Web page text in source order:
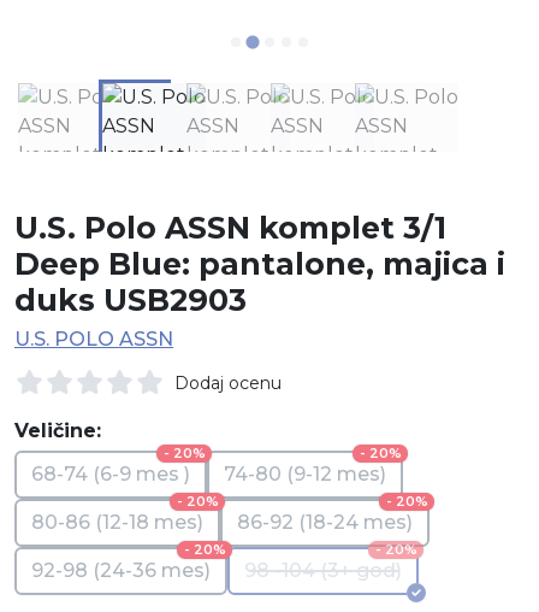
U.S. Polo ASSN komplet 3/1
Deep Blue: pantalone, majica i
duks USB2903
U.S. POLO ASSN
Dodaj ocenu
Veličine:
- 20%
68-74 (6-9 mes )
- 20%
74-80 (9-12 mes)
- 20%
80-86 (12-18 mes)
- 20%
86-92 (18-24 mes)
- 20%
92-98 (24-36 mes)
- 20%
98 -104 (3+ god)